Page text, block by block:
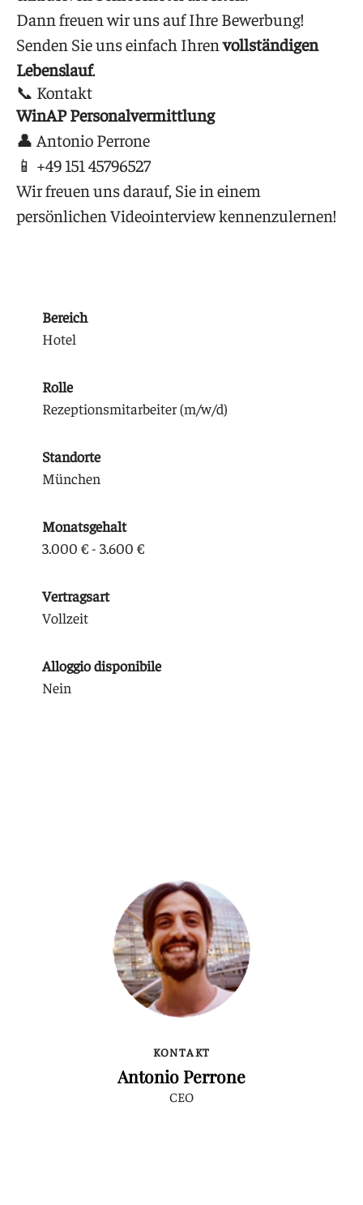
Dann freuen wir uns auf Ihre Bewerbung!
Senden Sie uns einfach Ihrenvollständigen
Lebenslauf.
📞 Kontakt
WinAP Personalvermittlung
👤 Antonio Perrone
📱 +49 151 45796527
Wir freuen uns darauf, Sie in einem
persönlichen Videointerview kennenzulernen!
Bereich
Hotel
Rolle
Rezeptionsmitarbeiter (m/w/d)
Standorte
München
Monatsgehalt
3.000 € - 3.600 €
Vertragsart
Vollzeit
Alloggio disponibile
Nein
KONTAKT
Antonio Perrone
CEO